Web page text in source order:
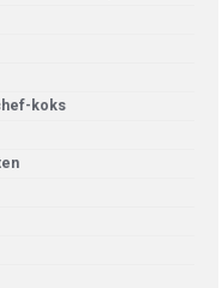
koks